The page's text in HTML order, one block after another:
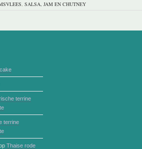
, SALSA, JAM EN CHUTNEY
terrine
terrine
Thaise rode